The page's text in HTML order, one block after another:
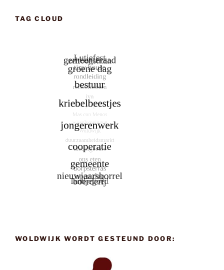
TAG CLOUD
WOLDWIJK WORDT GESTEUND DOOR: